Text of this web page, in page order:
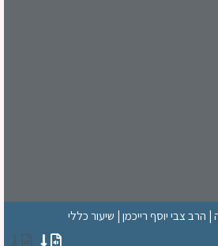
צבי יוסף רייכמן | שיעור כללי